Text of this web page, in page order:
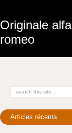
Originale alfa
romeo
Articles récents